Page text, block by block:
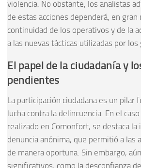
violencia. No obstante, los analistas
de estas acciones dependerá, en gran
continuidad de los operativos y de la
a las nuevas tácticas utilizadas por los
El papel de la ciudadanía y
pendientes
La participación ciudadana es un pilar
lucha contra la delincuencia. En el
realizado en Comonfort, se destaca la
denuncia anónima, que permitió a las
de manera oportuna. Sin embargo,
significativos, como la desconfianza